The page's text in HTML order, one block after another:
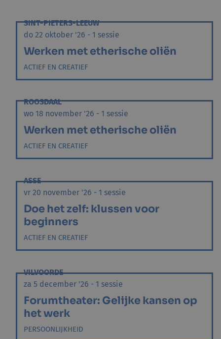
SINT-PIETERS-LEEUW
do 22 oktober '26 - 1 sessie
Werken met etherische oliën
ACTIEF EN CREATIEF
ROOSDAAL
wo 18 november '26 - 1 sessie
Werken met etherische oliën
ACTIEF EN CREATIEF
ASSE
vr 20 november '26 - 1 sessie
Doe het zelf: klussen voor
beginners
ACTIEF EN CREATIEF
VILVOORDE
za 5 december '26 - 1 sessie
Forumtheater: Gelijke kansen op
het werk
PERSOONLIJKHEID